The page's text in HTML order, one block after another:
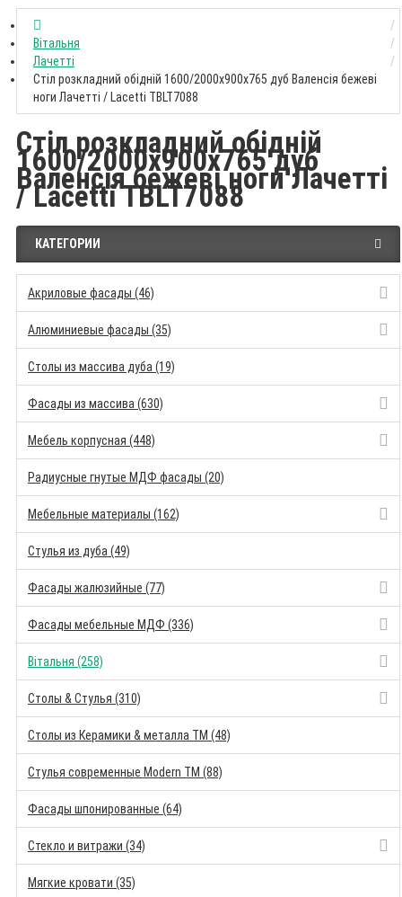
Вітальня
Лачетті
Стіл розкладний обідній 1600/2000x900x765 дуб Валенсія бежеві
ноги Лачетті / Lacetti TBLT7088
Стіл розкладний обідній
1600/2000x900x765 дуб
Валенсія бежеві ноги Лачетті
/ Lacetti TBLT7088
КАТЕГОРИИ
Акриловые фасады (46)
Алюминиевые фасады (35)
Столы из массива дуба (19)
Фасады из массива (630)
Мебель корпусная (448)
Радиусные гнутые МДФ фасады (20)
Мебельные материалы (162)
Стулья из дуба (49)
Фасады жалюзийные (77)
Фасады мебельные МДФ (336)
Вітальня (258)
Столы & Стулья (310)
Столы из Керамики & металла TM (48)
Стулья современные Modern TM (88)
Фасады шпонированные (64)
Стекло и витражи (34)
Мягкие кровати (35)